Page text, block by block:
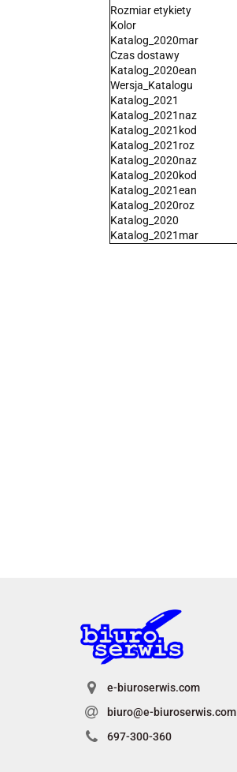
Rozmiar etykiety
Kolor
Katalog_2020mar
Czas dostawy
Katalog_2020ean
Wersja_Katalogu
Katalog_2021
Katalog_2021naz
Katalog_2021kod
Katalog_2021roz
Katalog_2020naz
Katalog_2020kod
Katalog_2021ean
Katalog_2020roz
Katalog_2020
Katalog_2021mar
e-biuroserwis.com
biuro@e-biuroserwis.com
697-300-360